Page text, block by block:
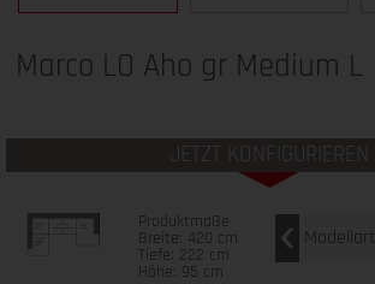
Marco LO Aho gr Medium L
JETZT KONFIGURIEREN
Produktmaße
Breite: 420 cm
Tiefe: 222 cm
Höhe: 95 cm
Modellart